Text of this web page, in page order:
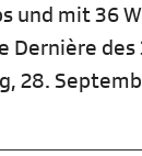
und mit 36
Dernière
28.